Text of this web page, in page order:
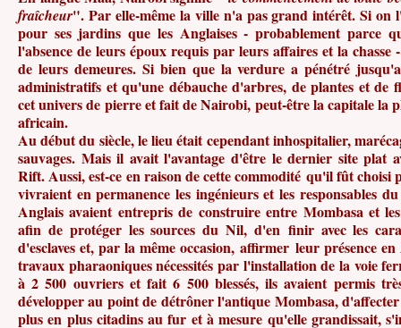
fraîcheur". Par elle-même la ville n'a pas grand intérêt. Si on
pour ses jardins que les Anglaises - probablement parce
l'absence de leurs époux requis par leurs affaires et la
de leurs demeures. Si bien que la verdure a pénétré
administratifs et qu'une débauche d'arbres, de plantes et de
cet univers de pierre et fait de Nairobi, peut-être la capitale la
africain.
Au début du siècle, le lieu était cependant inhospitalier,
sauvages. Mais il avait l'avantage d'être le dernier site plat
Rift. Aussi, est-ce en raison de cette commodité qu'il fût choisi
vivraient en permanence les ingénieurs et les responsables
Anglais avaient entrepris de construire entre Mombasa et
afin de protéger les sources du Nil, d'en finir avec les
d'esclaves et, par la même occasion, affirmer leur présence
travaux pharaoniques nécessités par l'installation de la voie
à 2 500 ouvriers et fait 6 500 blessés, ils avaient permis
développer au point de détrôner l'antique Mombasa,
plus en plus citadins au fur et à mesure qu'elle grandissait,